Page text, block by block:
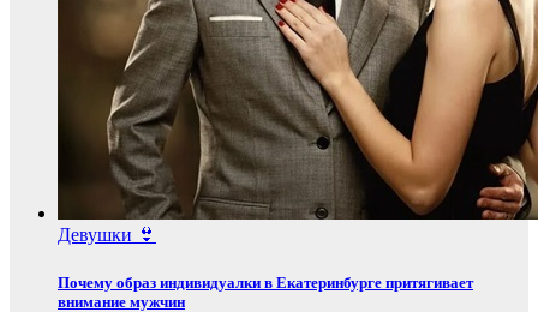
Девушки 👙
Почему образ индивидуалки в Екатеринбурге притягивает
внимание мужчин